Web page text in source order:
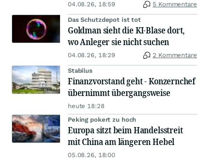
04.08.26, 18:59 5 Kommentare
Das Schutzdepot ist tot
Goldman sieht die KI-Blase dort,
wo Anleger sie nicht suchen
04.08.26, 18:29 2 Kommentare
Stabilus
Finanzvorstand geht - Konzernchef
übernimmt übergangsweise
heute 18:28
Peking pokert zu hoch
Europa sitzt beim Handelsstreit
mit China am längeren Hebel
05.08.26, 18:00